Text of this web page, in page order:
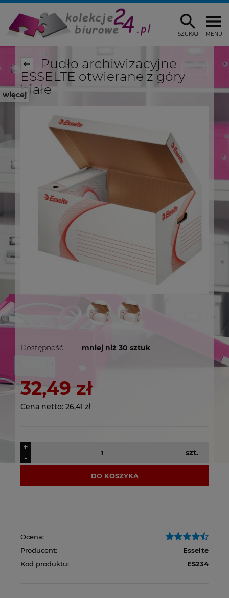
MENU
SZUKAJ
więcej
Pudło archiwizacyjne
ESSELTE otwierane z góry
białe
Dostępność: mniej niż 30 sztuk
32,49 zł
Cena netto: 26,41 zł
-
+
szt.
DO KOSZYKA
Ocena:
Producent:
Esselte
Kod produktu:
ES234